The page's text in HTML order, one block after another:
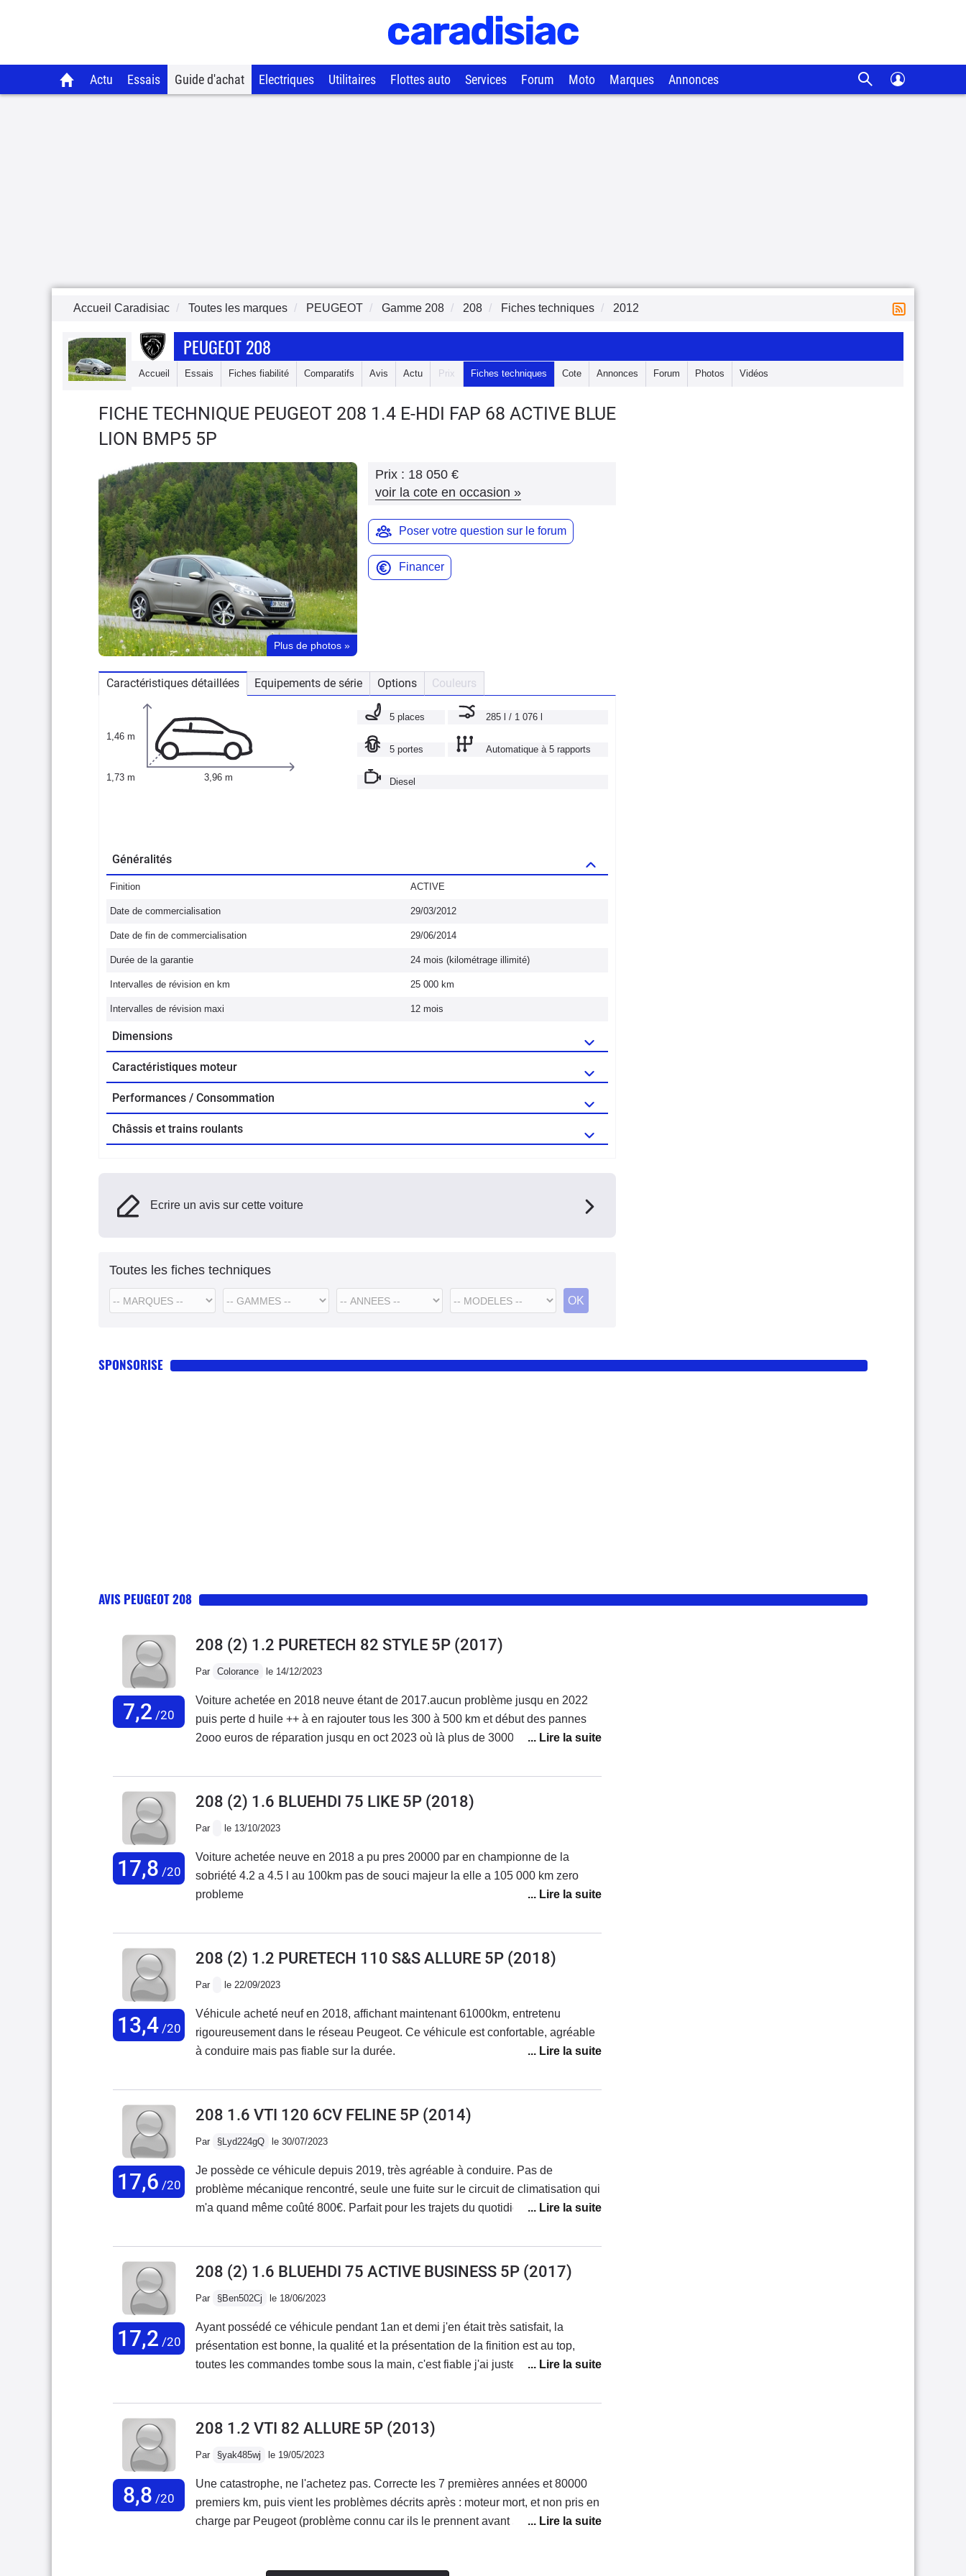
Actu Essais Guide d'achat Electriques Utilitaires Flottes auto Services Forum Moto Marques Annonces
Accueil Caradisiac Toutes les marques PEUGEOT Gamme 208 208 Fiches techniques 2012
PEUGEOT 208
Accueil Essais Fiches fiabilité Comparatifs Avis Actu Prix Fiches techniques Cote Annonces Forum Photos Vidéos
FICHE TECHNIQUE PEUGEOT 208 1.4 E-HDI FAP 68 ACTIVE BLUE
LION BMP5 5P
Plus de photos »
Prix : 18 050 €
voir la cote en occasion »
Poser votre question sur le forum
Financer
Caractéristiques détaillées Equipements de série Options Couleurs
1,46 m
1,73 m 3,96 m
5 places 285 l / 1 076 l
5 portes Automatique à 5 rapports
Diesel
Généralités
Finition ACTIVE
Date de commercialisation 29/03/2012
Date de fin de commercialisation 29/06/2014
Durée de la garantie 24 mois (kilométrage illimité)
Intervalles de révision en km 25 000 km
Intervalles de révision maxi 12 mois
Dimensions
Caractéristiques moteur
Performances / Consommation
Châssis et trains roulants
Ecrire un avis sur cette voiture
Toutes les fiches techniques
SPONSORISE
AVIS PEUGEOT 208
7,2 /20
208 (2) 1.2 PURETECH 82 STYLE 5P (2017)
Par Colorance le 14/12/2023
Voiture achetée en 2018 neuve étant de 2017.aucun problème jusqu en 2022
puis perte d huile ++ à en rajouter tous les 300 à 500 km et début des pannes
2ooo euros de réparation jusqu en oct 2023 où là plus de 3000 euros de
17,8 /20
208 (2) 1.6 BLUEHDI 75 LIKE 5P (2018)
Par le 13/10/2023
Voiture achetée neuve en 2018 a pu pres 20000 par en championne de la
sobriété 4.2 a 4.5 l au 100km pas de souci majeur la elle a 105 000 km zero
probleme
13,4/20
208 (2) 1.2 PURETECH 110 S&S ALLURE 5P (2018)
Par le 22/09/2023
Véhicule acheté neuf en 2018, affichant maintenant 61000km, entretenu
rigoureusement dans le réseau Peugeot. Ce véhicule est confortable, agréable
à conduire mais pas fiable sur la durée.
17,6 /20
208 1.6 VTI 120 6CV FELINE 5P (2014)
Par §Lyd224gQ le 30/07/2023
Je possède ce véhicule depuis 2019, très agréable à conduire. Pas de
problème mécanique rencontré, seule une fuite sur le circuit de climatisation qui
m'a quand même coûté 800€. Parfait pour les trajets du quotidien mais je
vraiment une 6ème vitesse, les longs trajets sont fatiguants avec ce véhicule. La
finition est très belle, je change de véhicule, je vais regretter le toit
panoramique.
17,2 /20
208 (2) 1.6 BLUEHDI 75 ACTIVE BUSINESS 5P (2017)
Par §Ben502Cj le 18/06/2023
Ayant possédé ce véhicule pendant 1an et demi j'en était très satisfait, la
présentation est bonne, la qualité et la présentation de la finition est au top,
toutes les commandes tombe sous la main, c'est fiable j'ai juste eu un soucis
apparemment à cause du S&S qui fonctionnait un peu quand il voulait
autrement c'est un véhicule au top pas trop chère a l'entretien, le bluetooth avait
tendance à déconner aussi, le confort est bon, un peu ferme quand meme mais
autrement ça va, le coffre est un peu petit mais c'est une citadine donc normal
un peu , un très bon véhicule que je conseillerait à 100%
8,8 /20
208 1.2 VTI 82 ALLURE 5P (2013)
Par §yak485wj le 19/05/2023
Une catastrophe, ne l'achetez pas. Correcte les 7 premières années et 80000
premiers km, puis vient les problèmes décrits après : moteur mort, et non pris en
charge par Peugeot (problème connu car ils le prennent avant 5 ans ET 150000